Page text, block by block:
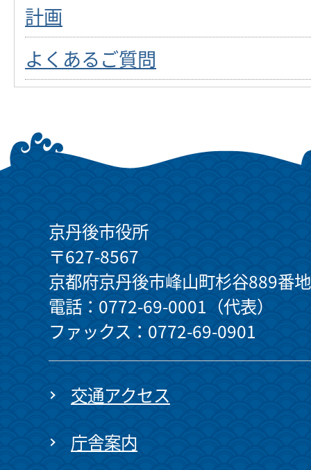
計画
よくあるご質問
京丹後市役所
〒627-8567
京都府京丹後市峰山町杉谷889番地
電話：0772-69-0001（代表）
ファックス：0772-69-0901
交通アクセス
庁舎案内